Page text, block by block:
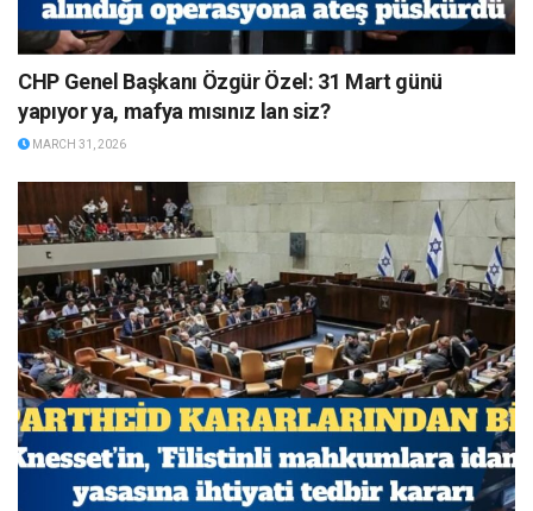
CHP Genel Başkanı Özgür Özel: 31 Mart günü
yapıyor ya, mafya mısınız lan siz?
MARCH 31, 2026